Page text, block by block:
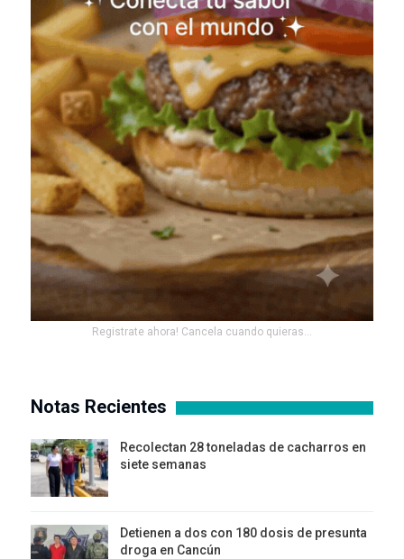
Registrate ahora! Cancela cuando quieras...
Notas Recientes
Recolectan 28 toneladas de cacharros en
siete semanas
Detienen a dos con 180 dosis de presunta
droga en Cancún